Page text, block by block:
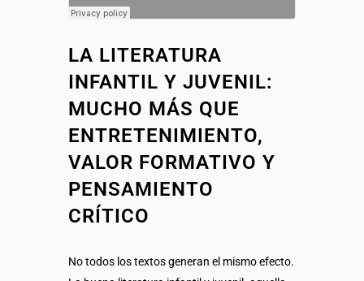
LA LITERATURA
INFANTIL Y JUVENIL:
MUCHO MÁS QUE
ENTRETENIMIENTO,
VALOR FORMATIVO Y
PENSAMIENTO
CRÍTICO
No todos los textos generan el mismo efecto.